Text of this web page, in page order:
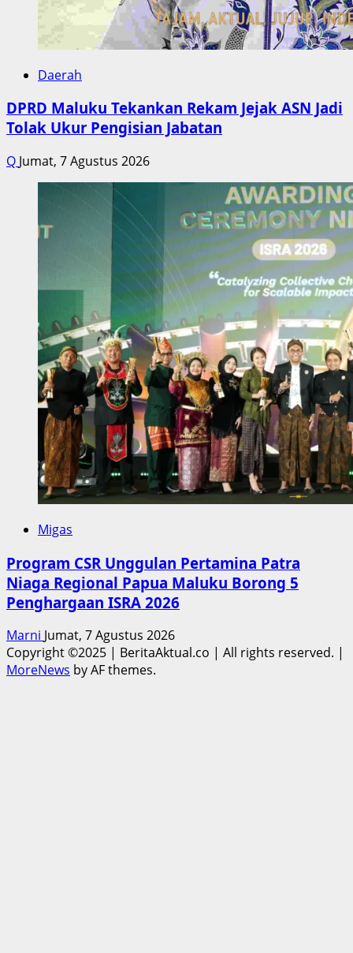
Daerah
DPRD Maluku Tekankan Rekam Jejak ASN Jadi
Tolak Ukur Pengisian Jabatan
Q Jumat, 7 Agustus 2026
Migas
Program CSR Unggulan Pertamina Patra
Niaga Regional Papua Maluku Borong 5
Penghargaan ISRA 2026
Marni Jumat, 7 Agustus 2026
Copyright ©2025 | BeritaAktual.co | All rights reserved. |
MoreNews by AF themes.